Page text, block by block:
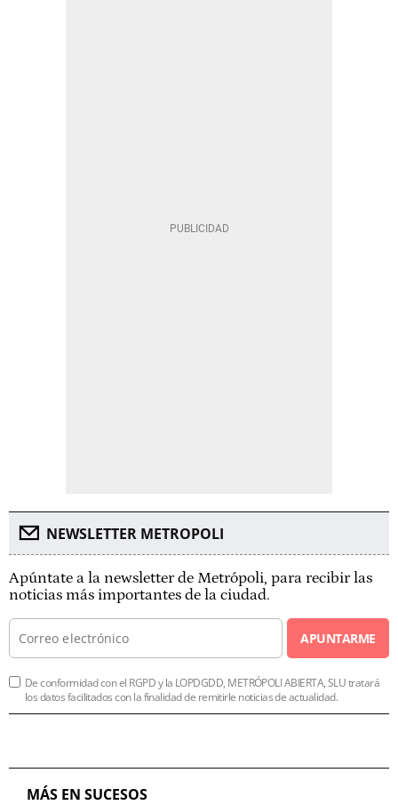
NEWSLETTER METROPOLI
Apúntate a la newsletter de Metrópoli, para recibir las
noticias más importantes de la ciudad.
APUNTARME
De conformidad con el RGPD y la LOPDGDD, METRÓPOLI ABIERTA, SLU tratará
los datos facilitados con la finalidad de remitirle noticias de actualidad.
MÁS EN SUCESOS